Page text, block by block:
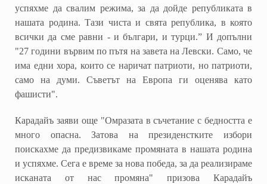
успяхме да свалим режима, за да дойде републиката в
нашата родина. Тази чиста и свята република, в която
всички да сме равни - и българи, и турци.” И допълни
"27 години вървим по пътя на завета на Левски. Само, че
има едни хора, които се наричат патриоти, но патриоти,
само на думи. Съветът на Европа ги оценява като
фашисти".
Карадайъ заяви още "Омразата в съчетание с бедността е
много опасна. Затова на президенстките избори
поискахме да предизвикаме промяната в нашата родина
и успяхме. Сега е време за нова победа, за да реализираме
исканата от нас промяна" призова Карадайъ